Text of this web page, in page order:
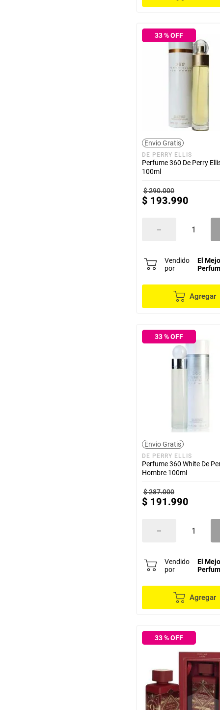
Envio Gratis
33% OFF
DE PERRY ELLIS
Perfume 360 De Perry
100ml
$290.000
$ 193.990
Vendido
por
El
Agregar
Envio Gratis
33% OFF
DE PERRY ELLIS
Perfume 360 White De
Hombre 100ml
$287.000
$ 191.990
Vendido
por
El
Agregar
33% OFF